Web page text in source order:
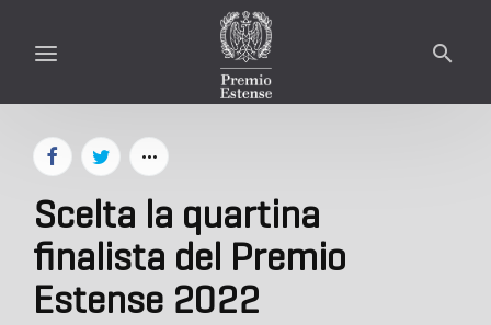
Scelta la quartina
finalista del Premio
Estense 2022